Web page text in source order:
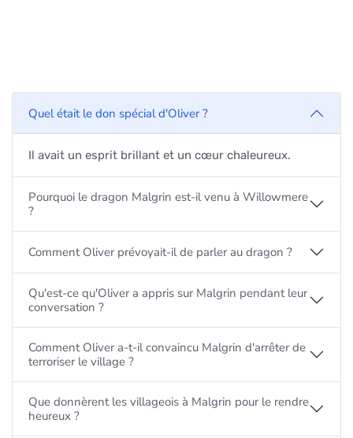
Quel était le don spécial d'Oliver ?
Il avait un esprit brillant et un cœur chaleureux.
Pourquoi le dragon Malgrin est-il venu à Willowmere
?
Comment Oliver prévoyait-il de parler au dragon ?
Qu'est-ce qu'Oliver a appris sur Malgrin pendant leur
conversation ?
Comment Oliver a-t-il convaincu Malgrin d'arrêter de
terroriser le village ?
Que donnèrent les villageois à Malgrin pour le rendre
heureux ?